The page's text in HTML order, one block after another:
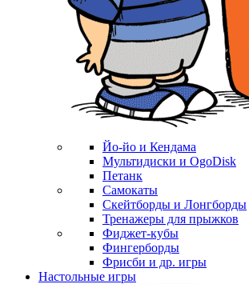
Йо-йо и Кендама
Мультидиски и OgoDisk
Петанк
Самокаты
Скейтборды и Лонгборды
Тренажеры для прыжков
Фиджет-кубы
Фингерборды
Фрисби и др. игры
Настольные игры